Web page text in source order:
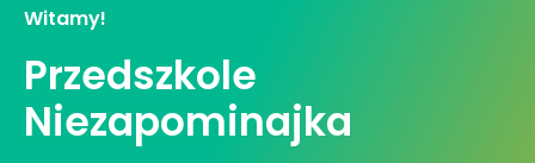
Witamy!
Przedszkole
Niezapominajka